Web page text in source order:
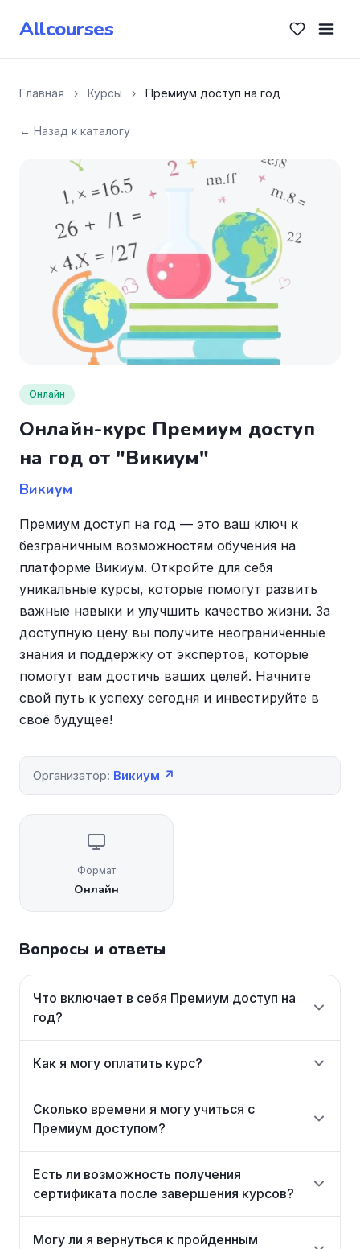
Allcourses
Главная › Курсы › Премиум доступ на год
← Назад к каталогу
Онлайн
Онлайн-курс Премиум доступ
на год от "Викиум"
Викиум
Премиум доступ на год — это ваш ключ к
безграничным возможностям обучения на
платформе Викиум. Откройте для себя
уникальные курсы, которые помогут развить
важные навыки и улучшить качество жизни. За
доступную цену вы получите неограниченные
знания и поддержку от экспертов, которые
помогут вам достичь ваших целей. Начните
свой путь к успеху сегодня и инвестируйте в
своё будущее!
Организатор: Викиум ↗
Формат
Онлайн
Вопросы и ответы
Что включает в себя Премиум доступ на
год?
Как я могу оплатить курс?
Сколько времени я могу учиться с
Премиум доступом?
Есть ли возможность получения
сертификата после завершения курсов?
Могу ли я вернуться к пройденным